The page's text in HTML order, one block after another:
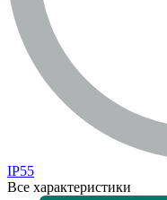
IP55
Все характеристики